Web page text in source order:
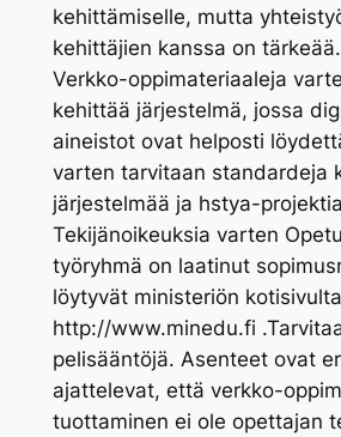
kehittämiselle, mutta
kehittäjien kanssa on tärkeää.
Verkko-oppimateriaaleja
kehittää järjestelmä, jossa
aineistot ovat helposti
varten tarvitaan standardeja
järjestelmää ja hstya-
Tekijänoikeuksia varten
työryhmä on laatinut
löytyvät ministeriön kotisivulta
http://www.minedu.fi
pelisääntöjä. Asenteet ovat
ajattelevat, että verkko-
tuottaminen ei ole opettajan